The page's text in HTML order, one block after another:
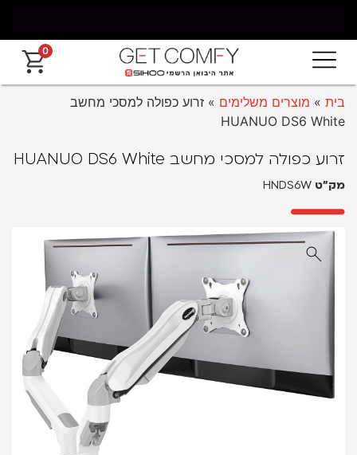
משלוח חינם מאילת עד החרמון עד 5 ימי עסקים
0
בית » מוצרים משלימים » זרוע כפולה למסכי מחשב
HUANUO DS6 White
זרוע כפולה למסכי מחשב HUANUO DS6 White
מק״ט HNDS6W